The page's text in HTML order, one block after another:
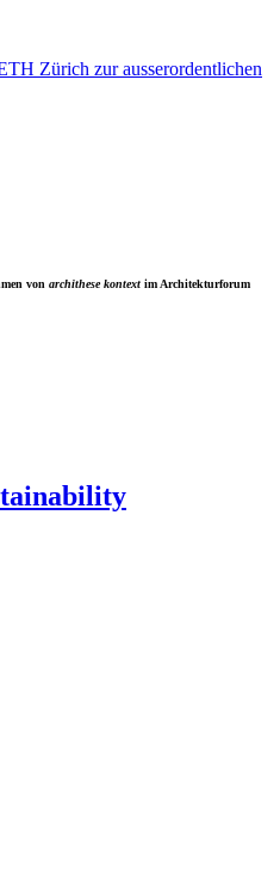
Zürich zur ausserordentlichen
von archithese kontext im Architekturforum